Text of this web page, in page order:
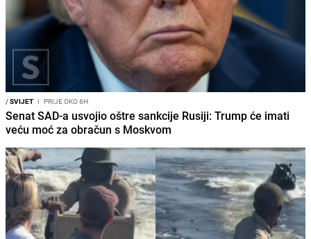
/SVIJET I PRIJE OKO 6H
Senat SAD-a usvojio oštre sankcije Rusiji: Trump će imati
veću moć za obračun s Moskvom